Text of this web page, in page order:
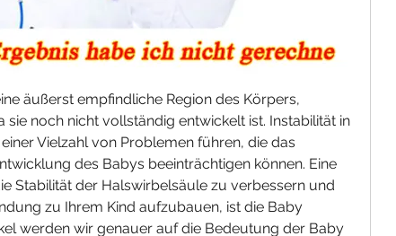
äußerst empfindliche Region des Körpers,
sie noch nicht vollständig entwickelt ist. Instabilität in
Vielzahl von Problemen führen, die das
des Babys beeinträchtigen können. Eine
Stabilität der Halswirbelsäule zu verbessern und
zu Ihrem Kind aufzubauen, ist die Baby
werden wir genauer auf die Bedeutung der Baby